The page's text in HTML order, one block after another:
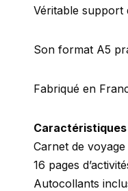
Véritable support
Son format A5
Fabriqué en
Caractéristiques
Carnet de
16 pages
Autocollants